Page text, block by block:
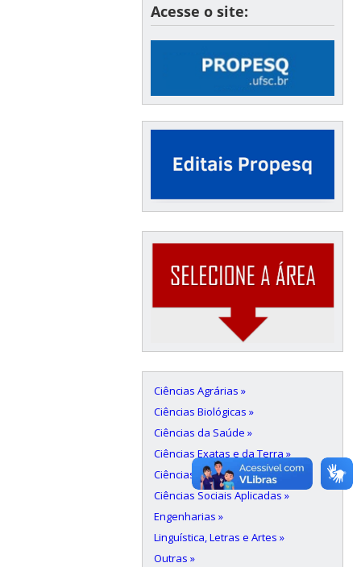
Acesse o site:
Ciências Agrárias »
Ciências Biológicas »
Ciências da Saúde »
Ciências Exatas e da Terra »
Ciências Humanas »
Ciências Sociais Aplicadas »
Engenharias »
Linguística, Letras e Artes »
Outras »